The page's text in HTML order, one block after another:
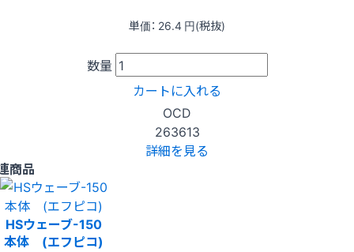
単価： 26.4 円(税抜)
数量
カートに入れる
OCD
263613
詳細を見る
商品
HSウェーブ-150
本体 (エフピコ)